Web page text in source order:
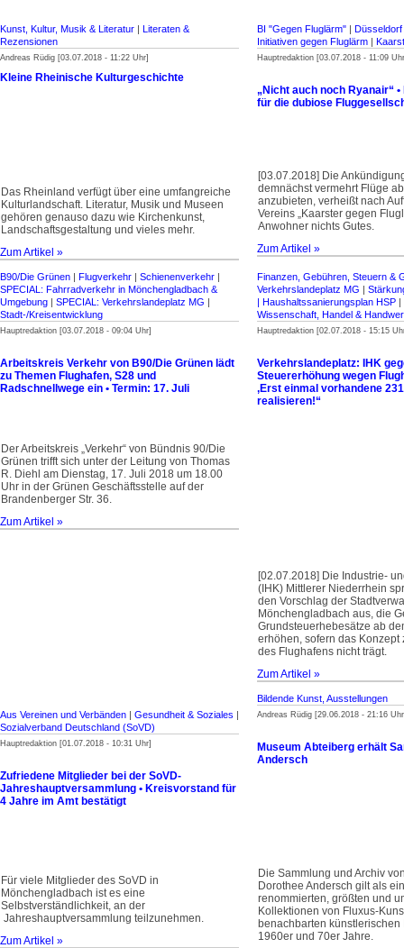
Kunst, Kultur, Musik & Literatur | Literaten &
Rezensionen
Andreas Rüdig [03.07.2018 - 11:22 Uhr]
Kleine Rheinische Kulturgeschichte
Das Rheinland verfügt über eine umfangreiche
Kulturlandschaft. Literatur, Musik und Museen
gehören genauso dazu wie Kirchenkunst,
Landschaftsgestaltung und vieles mehr.
Zum Artikel »
BI "Gegen Fluglärm" | Düsseldorf
Initiativen gegen Fluglärm | Kaarst
Hauptredaktion [03.07.2018 - 11:09
„Nicht auch noch Ryanair“
für die dubiose
[03.07.2018] Die
demnächst vermehrt Flüge
anzubieten, verheißt nach
Vereins „Kaarster gegen
Anwohner nichts Gutes.
Zum Artikel »
B90/Die Grünen | Flugverkehr | Schienenverkehr |
SPECIAL: Fahrradverkehr in Mönchengladbach &
Umgebung | SPECIAL: Verkehrslandeplatz MG |
Stadt-/Kreisentwicklung
Hauptredaktion [03.07.2018 - 09:04 Uhr]
Arbeitskreis Verkehr von B90/Die Grünen lädt
zu Themen Flughafen, S28 und
Radschnellwege ein • Termin: 17. Juli
Der Arbeitskreis „Verkehr“ von Bündnis 90/Die
Grünen trifft sich unter der Leitung von Thomas
R. Diehl am Dienstag, 17. Juli 2018 um 18.00
Uhr in der Grünen Geschäftsstelle auf der
Brandenberger Str. 36.
Zum Artikel »
Finanzen, Gebühren, Steuern &
Verkehrslandeplatz MG |
| Haus­halts­sanierungsplan HSP |
Wissenschaft, Handel &
Hauptredaktion [02.07.2018 - 15:15
Verkehrslandeplatz: IHK
Steuererhöhung wegen
‚Erst einmal vorhandene
realisieren!“
[02.07.2018] Die Industrie-
(IHK) Mittlerer Niederrhein
den Vorschlag der
Mönchengladbach aus, die
Grundsteuerhebesätze ab
erhöhen, sofern das Konzept
des Flughafens nicht trägt.
Zum Artikel »
Aus Vereinen und Verbänden | Gesundheit & Soziales |
Sozialverband Deutschland (SoVD)
Hauptredaktion [01.07.2018 - 10:31 Uhr]
Zufriedene Mitglieder bei der SoVD-
Jahreshauptversammlung • Kreisvorstand für
4 Jahre im Amt bestätigt
Für viele Mitglieder des SoVD in
Mönchengladbach ist es eine
Selbstverständlichkeit, an der
Jahreshauptversammlung teilzunehmen.
Zum Artikel »
Bildende Kunst, Ausstellungen
Andreas Rüdig [29.06.2018 - 21:16
Museum Abteiberg erhält
Andersch
Die Sammlung und Archiv
Dorothee Andersch gilt als
renommierten, größten und
Kollektionen von Fluxus-
benachbarten
1960er und 70er Jahre.